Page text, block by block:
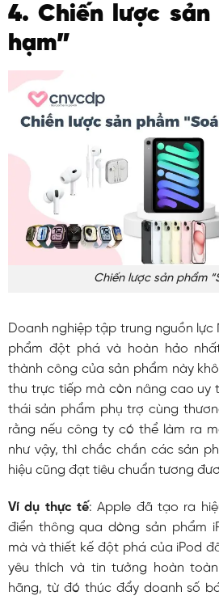
4. Chiến lược sản
hạm”
Chiến lược sản phẩm
Doanh nghiệp tập trung nguồn lực
phẩm đột phá và hoàn hảo
thành công của sản phẩm này
thu trực tiếp mà còn nâng cao uy
thái sản phẩm phụ trợ cùng
rằng nếu công ty có thể làm ra
như vậy, thì chắc chắn các sản
hiệu cũng đạt tiêu chuẩn tương
Ví dụ thực tế: Apple đã tạo ra
điển thông qua dòng sản phẩm
mà và thiết kế đột phá của iPod
yêu thích và tin tưởng hoàn
hãng, từ đó thúc đẩy doanh số